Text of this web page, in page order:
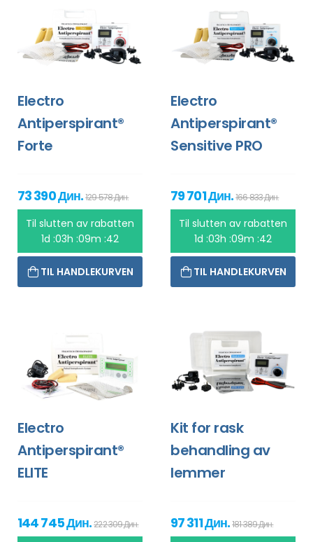
Electro
Antiperspirant®
Forte
73 390 Дин.129 578 Дин.
Til slutten av rabatten
1d :03h :09m :42
TIL HANDLEKURVEN
Electro
Antiperspirant®
Sensitive PRO
79 701 Дин.166 833 Дин.
Til slutten av rabatten
1d :03h :09m :42
TIL HANDLEKURVEN
Electro
Antiperspirant®
ELITE
144 745 Дин.222 309 Дин.
Kit for rask
behandling av
lemmer
97 311 Дин.181 389 Дин.